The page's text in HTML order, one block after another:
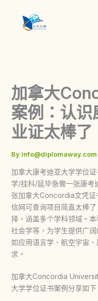
content
加拿大
案例：认
业证太棒了
By info@diplomaway.com
加拿大康考迪亚大学学位
学/挂科/延毕急需一张康考
张加拿大Concordia文凭证
信网可查询项目简直太棒
择，涵盖多个学科领域。
社会学等，为学生提供广
如应用语言学、航空宇宙
求。
加拿大Concordia
大学学位证书案例分享如下